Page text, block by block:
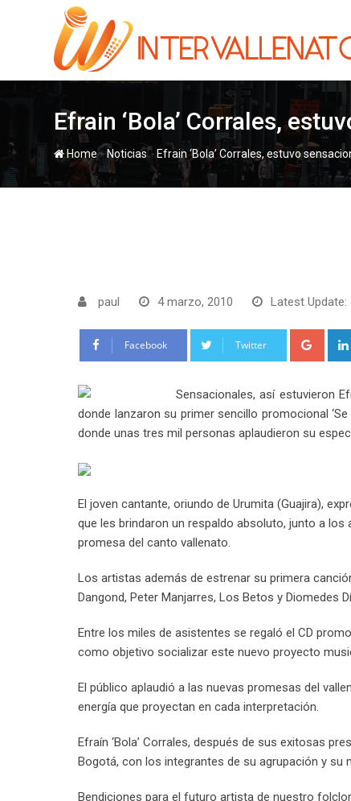
Efrain ‘Bola’ Corrales,
Home-Noticias-Efrain ‘Bola’ Corrales, estuvo
paul 4 marzo, 2010 Latest Update:
Facebook Twitter
Sensacionales, así estuvieron
donde lanzaron su primer sencillo promocional
donde unas tres mil personas aplaudieron su
El joven cantante, oriundo de Urumita (Guajira),
que les brindaron un respaldo absoluto, junto a
promesa del canto vallenato.
Los artistas además de estrenar su primera
Dangond, Peter Manjarres, Los Betos y Diomedes
Entre los miles de asistentes se regaló el CD
como objetivo socializar este nuevo proyecto
El público aplaudió a las nuevas promesas del
energía que proyectan en cada interpretación.
Efraín ‘Bola’ Corrales, después de sus exitosas
Bogotá, con los integrantes de su agrupación y su
Bendiciones para el futuro artista de nuestro